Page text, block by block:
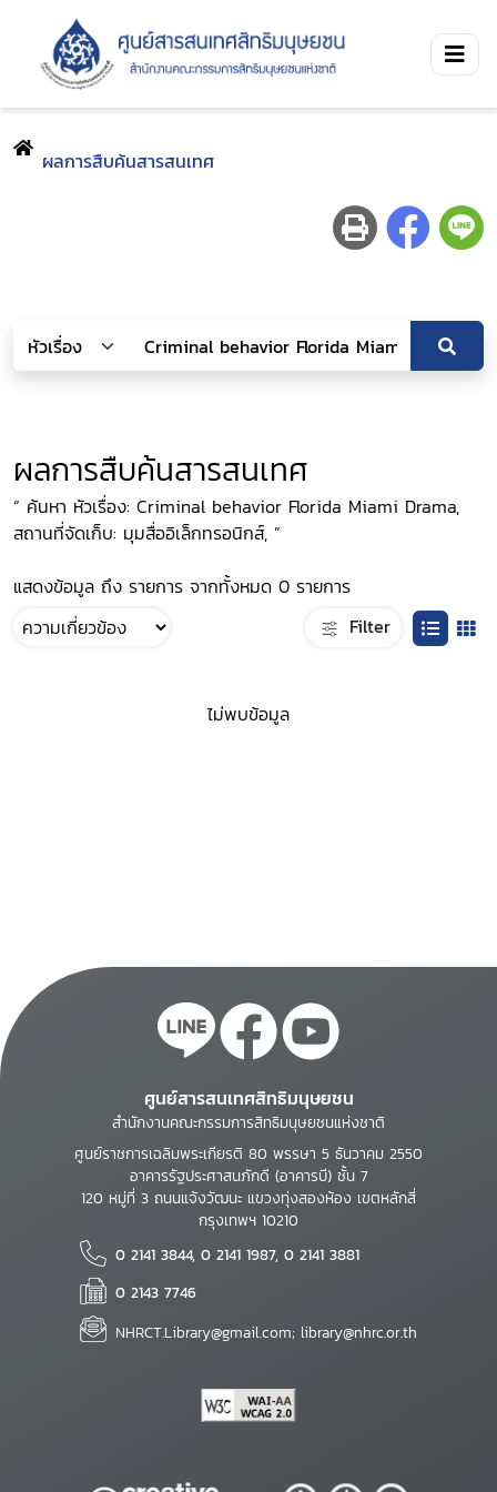
ผลการสืบค้นสารสนเทศ
ผลการสืบค้นสารสนเทศ
“ ค้นหา หัวเรื่อง: Criminal behavior Florida Miami Drama,
สถานที่จัดเก็บ: มุมสื่ออิเล็กทรอนิกส์, ”
แสดงข้อมูล ถึง รายการ จากทั้งหมด 0 รายการ
Filter
ไม่พบข้อมูล
ศูนย์สารสนเทศสิทธิมนุษยชน
สำนักงานคณะกรรมการสิทธิมนุษยชนแห่งชาติ
ศูนย์ราชการเฉลิมพระเกียรติ 80 พรรษา 5 ธันวาคม 2550
อาคารรัฐประศาสนภักดี (อาคารบี) ชั้น 7
120 หมู่ที่ 3 ถนนแจ้งวัฒนะ แขวงทุ่งสองห้อง เขตหลักสี่
กรุงเทพฯ 10210
0 2141 3844, 0 2141 1987, 0 2141 3881
0 2143 7746
NHRCT.Library@gmail.com; library@nhrc.or.th